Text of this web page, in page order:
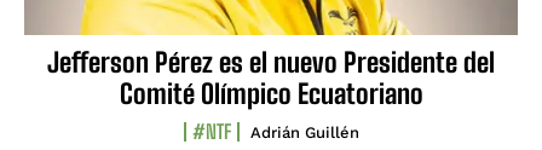
Jefferson Pérez es el nuevo Presidente del
Comité Olímpico Ecuatoriano
#NTF Adrián Guillén